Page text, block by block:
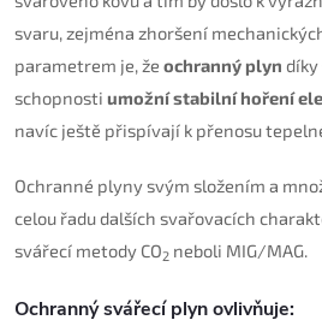
svaru, zejména zhoršení
parametrem je, že ochranný plyn díky
schopnosti umožní stabilní hoření
navíc ještě přispívají k přenosu
Ochranné plyny svým složením a
celou řadu dalších svařovacích
svářecí metody CO2 neboli MIG/MAG.
Ochranný svářecí plyn ovlivňuje: